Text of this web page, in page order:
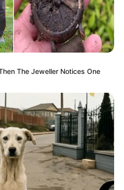
du Samedi 8 Juin.
Quinté et l’Outsider du jour.
The Jeweller Notices One